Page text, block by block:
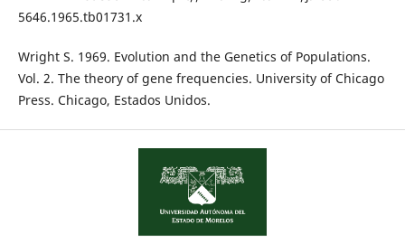
5646.1965.tb01731.x
Wright S. 1969. Evolution and the Genetics of Populations.
Vol. 2. The theory of gene frequencies. University of Chicago
Press. Chicago, Estados Unidos.